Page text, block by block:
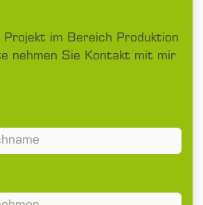
Projekt im Bereich Produktion
nehmen Sie Kontakt mit mir